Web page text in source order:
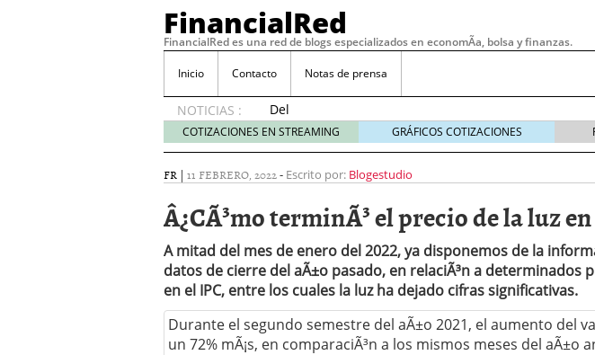
FinancialRed
FinancialRed es una red de blogs especializados en economÃ­a, bolsa y finanzas.
Inicio Contacto Notas de prensa
NOTICIAS :
Del
depósito
a la
cómo
cambiando
gestión
del
ahorro
en
España
05/08/2026
COTIZACIONES EN STREAMING GRÁFICOS COTIZACIONES
FR | 11 FEBRERO, 2022- Escrito por: Blogestudio
Â¿CÃ³mo terminÃ³ el precio de la luz en
A mitad del mes de enero del 2022, ya disponemos de la
datos de cierre del aÃ±o pasado, en relaciÃ³n a determinados
en el IPC, entre los cuales la luz ha dejado cifras significativas.
Durante el segundo semestre del aÃ±o 2021, el aumento del
un 72% mÃ¡s, en comparaciÃ³n a los mismos meses del aÃ±o